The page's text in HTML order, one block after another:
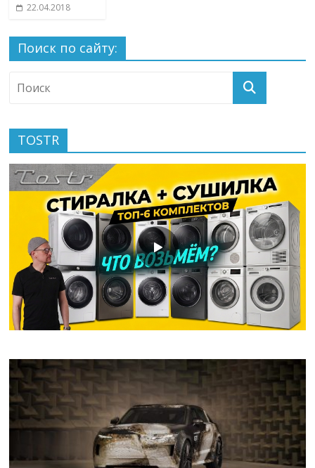
22.04.2018
Поиск по сайту:
TOSTR